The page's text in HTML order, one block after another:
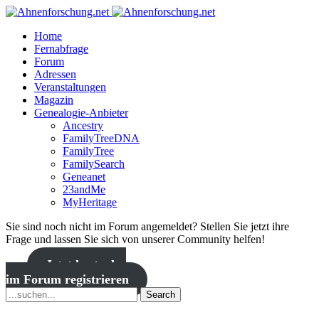
Home
Fernabfrage
Forum
Adressen
Veranstaltungen
Magazin
Genealogie-Anbieter
Ancestry
FamilyTreeDNA
FamilyTree
FamilySearch
Geneanet
23andMe
MyHeritage
Sie sind noch nicht im Forum angemeldet? Stellen Sie jetzt ihre
Frage und lassen Sie sich von unserer Community helfen!
Jetzt kostenlos
im Forum registrieren
Search